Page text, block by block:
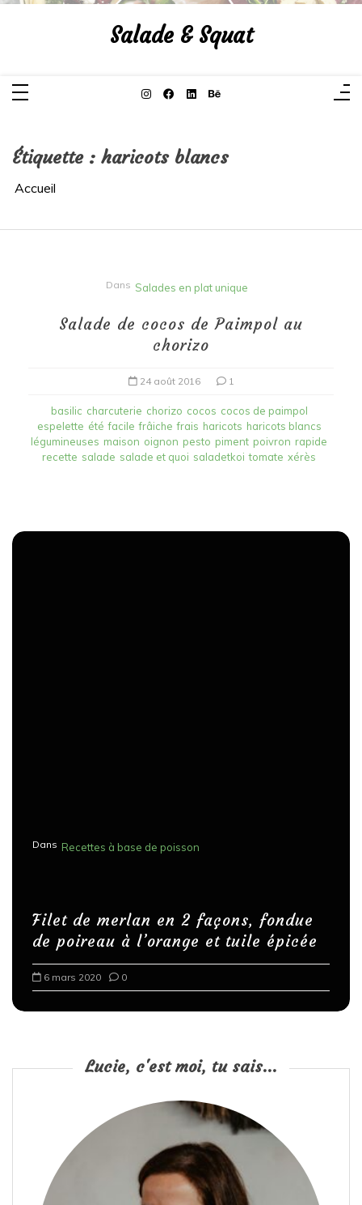
Aller
Salade & Squat
Étiquette : haricots blancs
Accueil
Dans Salades en plat unique
Salade de cocos de Paimpol au
chorizo
24 août 2016 1
basilic charcuterie chorizo cocos cocos de paimpol
espelette été facile frâiche frais haricots haricots blancs
légumineuses maison oignon pesto piment poivron rapide
recette salade salade et quoi saladetkoi tomate xérès
Dans Recettes à base de poisson
Filet de merlan en 2 façons, fondue
de poireau à l’orange et tuile épicée
6 mars 2020 0
Lucie, c'est moi, tu sais...